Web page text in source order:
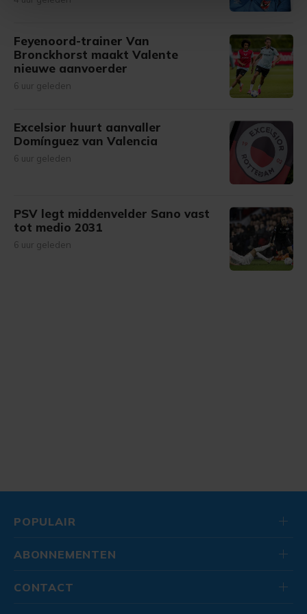
bezoek makkelijker en persoonlijker. Op
onze cookiepagina kun je ons cookiebeleid bekijken en je
Feyenoord-trainer Van
Bronckhorst maakt Valente
nieuwe aanvoerder
6 uur geleden
Excelsior huurt aanvaller
Domínguez van Valencia
6 uur geleden
PSV legt middenvelder Sano vast
tot medio 2031
6 uur geleden
POPULAIR
ABONNEMENTEN
CONTACT